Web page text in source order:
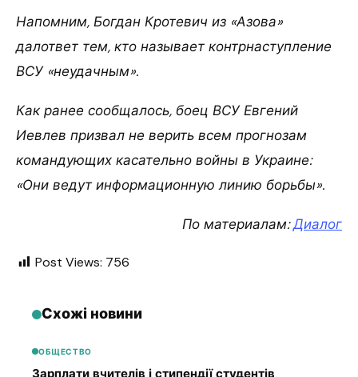
Напомним, Богдан Кротевич из «Азова»
далответ тем, кто называет контрнаступление
ВСУ «неудачным».
Как ранее сообщалось, боец ВСУ Евгений
Иевлев призвал не верить всем прогнозам
командующих касательно войны в Украине:
«Они ведут информационную линию борьбы».
По материалам:Диалог
Post Views: 756
Схожі новини
ОБЩЕСТВО
Зарплати вчителів і стипендії студентів